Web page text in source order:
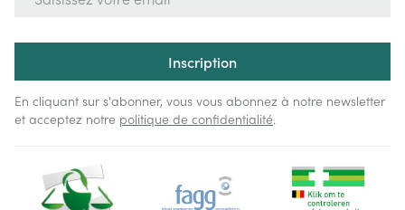
Inscription
En cliquant sur s'abonner, vous vous abonnez à notre newsletter
et acceptez notre politique de confidentialité.